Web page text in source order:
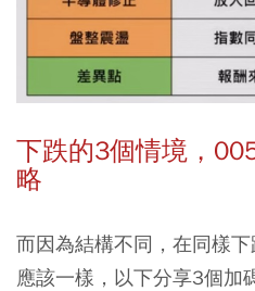
下跌的3個情境，
略
而因為結構不同，在同樣
應該一樣，以下分享3個加